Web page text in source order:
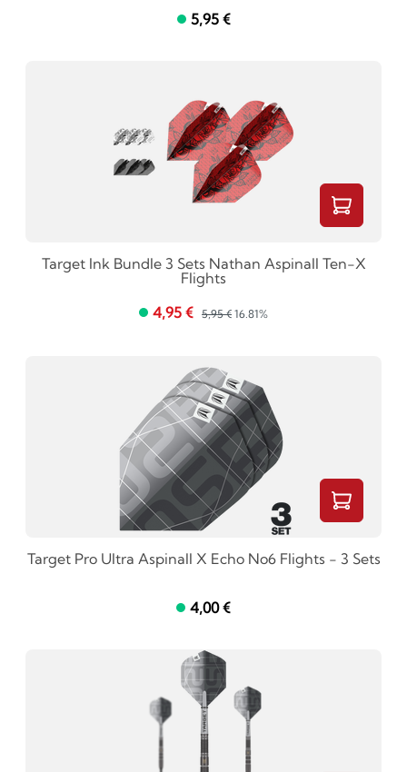
5,95 €
Target Ink Bundle 3 Sets Nathan Aspinall Ten-X
Flights
4,95 € 5,95 € 16.81%
Target Pro Ultra Aspinall X Echo No6 Flights - 3 Sets
4,00 €